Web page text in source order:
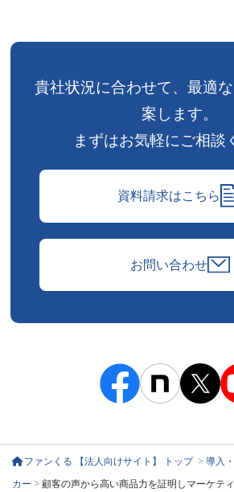
貴社状況に合わせて、最適
案します。
まずはお気軽にご相談
資料請求はこちら
お問い合わせ
ファンくる 【法人向けサイト】 トップ >導入
カー >顧客の声から高い商品力を証明しマーケテ